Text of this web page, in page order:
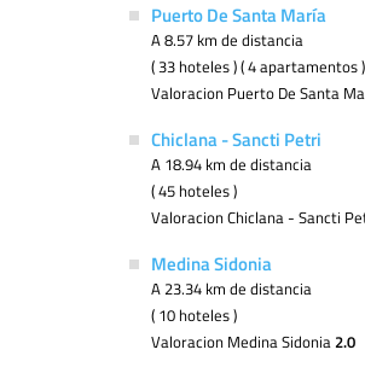
Puerto De Santa María
A 8.57 km de distancia
( 33 hoteles ) ( 4 apartamentos )
Valoracion Puerto De Santa
Chiclana - Sancti Petri
A 18.94 km de distancia
( 45 hoteles )
Valoracion Chiclana - Sancti
Medina Sidonia
A 23.34 km de distancia
( 10 hoteles )
Valoracion Medina Sidonia2.0